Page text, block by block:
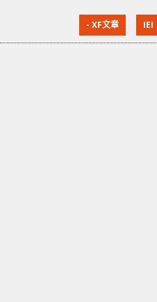
一般電腦，配合軟件
由器，又或者重新刷
- XF文章 IEI